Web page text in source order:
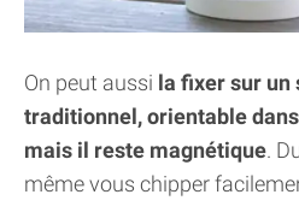
On peut aussi la fixer sur un
traditionnel, orientable
mais il reste magnétique.
même vous chipper